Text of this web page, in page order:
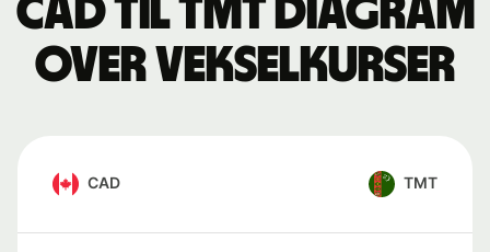
CAD til TMT Diagram
over vekselkurser
CAD TMT